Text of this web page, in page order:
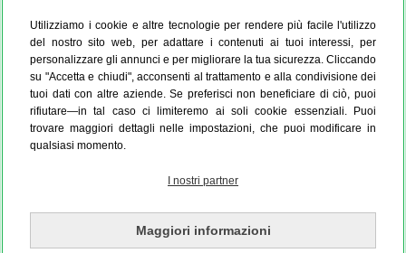
Utilizziamo i cookie e altre tecnologie per rendere più facile l'utilizzo
del nostro sito web, per adattare i contenuti ai tuoi interessi, per
personalizzare gli annunci e per migliorare la tua sicurezza. Cliccando
su "Accetta e chiudi", acconsenti al trattamento e alla condivisione dei
tuoi dati con altre aziende. Se preferisci non beneficiare di ciò, puoi
rifiutare—in tal caso ci limiteremo ai soli cookie essenziali. Puoi
trovare maggiori dettagli nelle impostazioni, che puoi modificare in
qualsiasi momento.
I nostri partner
Maggiori informazioni